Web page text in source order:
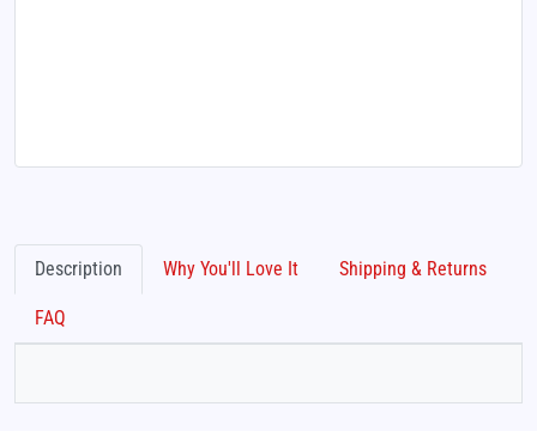
Description Why You'll Love It Shipping & Returns
FAQ